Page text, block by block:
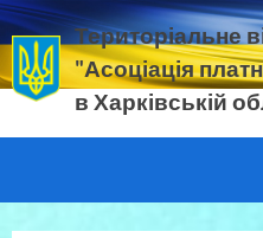
Skip
to
content
Територіальне
"Асоціація
в Харківській
ПДВ.
ВЗ.